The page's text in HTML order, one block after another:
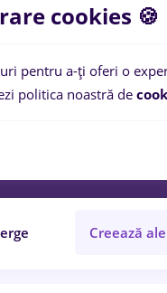
Creează
cookies 🍪
pentru a-ți oferi o
politica noastră de